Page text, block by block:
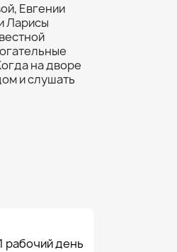
Евгении
Ларисы
на дворе
и слушать
рабочий день